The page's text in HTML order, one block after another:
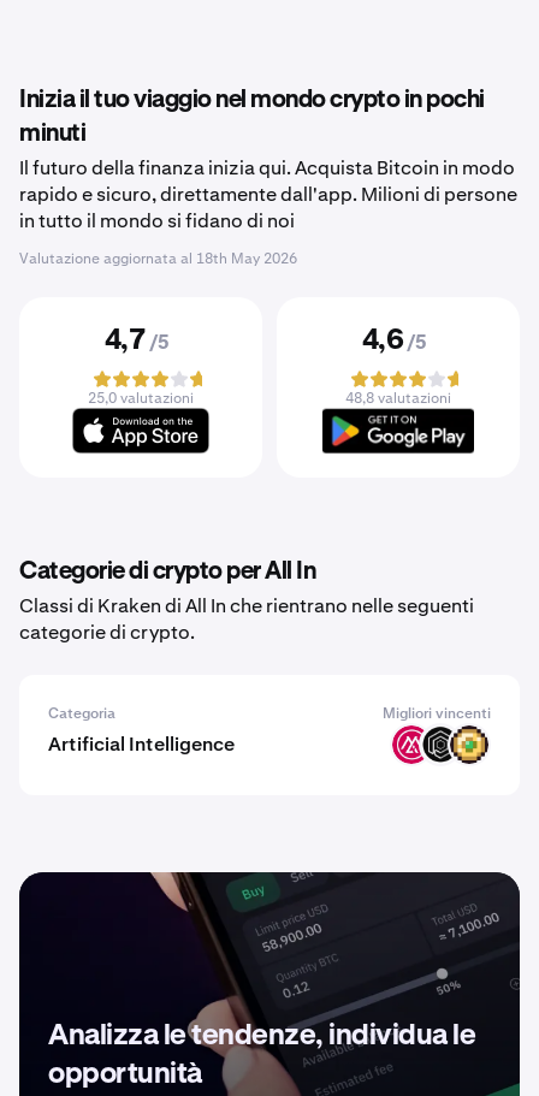
Inizia il tuo viaggio nel mondo crypto in pochi
minuti
Il futuro della finanza inizia qui. Acquista Bitcoin in modo
rapido e sicuro, direttamente dall'app. Milioni di persone
in tutto il mondo si fidano di noi
Valutazione aggiornata al 18th May 2026
4,7 /5
25,0 valutazioni
4,6 /5
48,8 valutazioni
Categorie di crypto per All In
Classi di Kraken di All In che rientrano nelle seguenti
categorie di crypto.
Categoria Migliori vincenti
Artificial Intelligence MSAI OPUL WIZZ
Analizza le tendenze, individua le
opportunità